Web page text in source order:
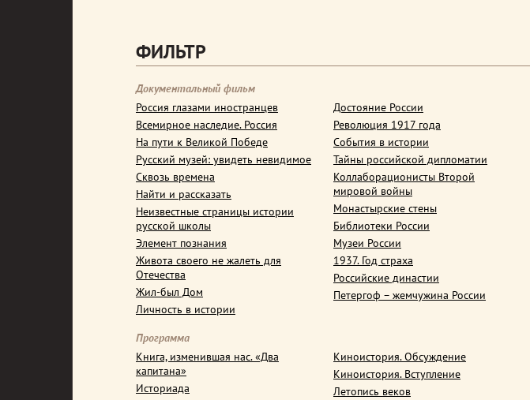
ФИЛЬТР
Документальный фильм
Россия глазами иностранцев
Всемирное наследие. Россия
На пути к Великой Победе
Русский музей: увидеть невидимое
Сквозь времена
Найти и рассказать
Неизвестные страницы истории
русской школы
Элемент познания
Живота своего не жалеть для
Отечества
Жил-был Дом
Личность в истории
Достояние России
Революция 1917 года
События в истории
Тайны российской дипломатии
Коллаборационисты Второй
мировой войны
Монастырские стены
Библиотеки России
Музеи России
1937. Год страха
Российские династии
Петергоф – жемчужина России
Программа
Книга, изменившая нас. «Два
капитана»
Историада
Киноистория. Обсуждение
Киноистория. Вступление
Летопись веков